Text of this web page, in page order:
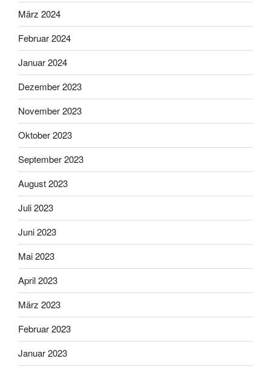
März 2024
Februar 2024
Januar 2024
Dezember 2023
November 2023
Oktober 2023
September 2023
August 2023
Juli 2023
Juni 2023
Mai 2023
April 2023
März 2023
Februar 2023
Januar 2023